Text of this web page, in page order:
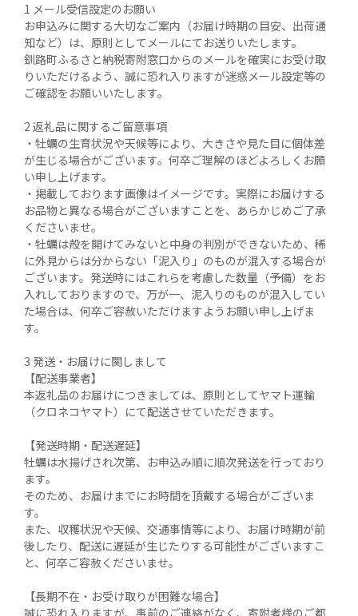
1 メール受信設定のお願い
お申込みに関する大切なご案内（お届け時期の目安、出荷通
知など）は、原則としてメールにてお送りいたします。
釧路町ふるさと納税寄附窓口からのメールを確実にお受け取
りいただけるよう、誠に恐れ入りますが迷惑メール設定等の
ご確認をお願いいたします。
2 返礼品に関するご留意事項
・牡蠣の生育状況や天候等により、大きさや見た目に個体差
が生じる場合がございます。何卒ご理解のほどよろしくお願
い申し上げます。
・掲載しております画像はイメージです。実際にお届けする
お品物と異なる場合がございますことを、あらかじめご了承
くださいませ。
・牡蠣は殻を開けてみないと中身の判別ができないため、稀
に外見からは分からない「泥入り」のものが混入する場合が
ございます。発送時にはこれらを考慮した数量（予備）をお
入れしておりますので、万が一、泥入りのものが混入してい
た場合は、何卒ご容赦いただけますようお願い申し上げま
す。
3 発送・お届けに関しまして
【配送事業者】
本返礼品のお届けにつきましては、原則としてヤマト運輸
（クロネコヤマト）にて配送させていただきます。
【発送時期・配送遅延】
牡蠣は水揚げされ次第、お申込み順に順次発送を行っており
ます。
そのため、お届けまでにお時間を頂戴する場合がございま
す。
また、収穫状況や天候、交通事情等により、お届け時期が前
後したり、配送に遅延が生じたりする可能性がございますこ
と、何卒ご容赦くださいませ。
【長期不在・お受け取りが困難な場合】